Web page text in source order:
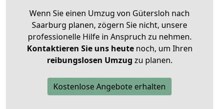
Wenn Sie einen Umzug von Gütersloh nach
Saarburg planen, zögern Sie nicht, unsere
professionelle Hilfe in Anspruch zu nehmen.
Kontaktieren Sie uns heutenoch, um Ihren
reibungslosen Umzug zu planen.
Kostenlose Angebote erhalten